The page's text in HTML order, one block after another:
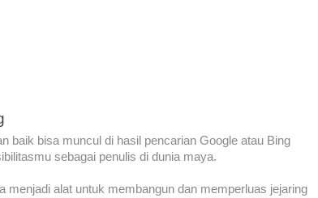
baik bisa muncul di hasil pencarian Google atau Bing
sebagai penulis di dunia maya.
menjadi alat untuk membangun dan memperluas jejaring